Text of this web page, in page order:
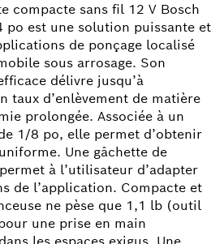
compacte sans fil 12 V Bosch
po est une solution puissante et
de ponçage localisé
sous arrosage. Son
délivre jusqu’à
taux d’enlèvement de matière
prolongée. Associée à un
1/8 po, elle permet d’obtenir
Une gâchette de
à l’utilisateur d’adapter
de l’application. Compacte et
ne pèse que 1,1 lb (outil
une prise en main